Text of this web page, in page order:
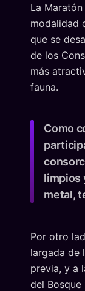
La
modalidad
que se
de los
más
fauna.
Como
limpios
metal,
Por otro
largada de
previa, y a
del Bosque